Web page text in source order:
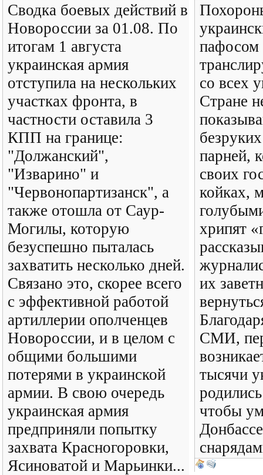
Сводка боевых действий в
Новороссии за 01.08. По
итогам 1 августа
украинская армия
отступила на нескольких
участках фронта, в
частности оставила 3
КПП на границе:
"Должанский",
"Изварино" и
"Червонопартизанск", а
также отошла от Саур-
Могилы, которую
безуспешно пыталась
захватить несколько дней.
Связано это, скорее всего
с эффективной работой
артиллерии ополченцев
Новороссии, и в целом с
общими большими
потерями в украинской
армии. В свою очередь
украинская армия
предприняли попытку
захвата Красногоровки,
Ясиноватой и Марьинки...
пафосом
со всех
Стране
парней,
своих
койках,
хрипят
их
СМИ,
тысячи
чтобы